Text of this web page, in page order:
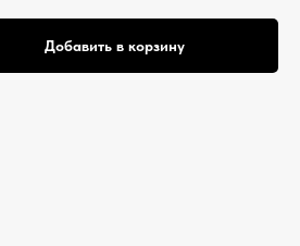
Добавить в корзину